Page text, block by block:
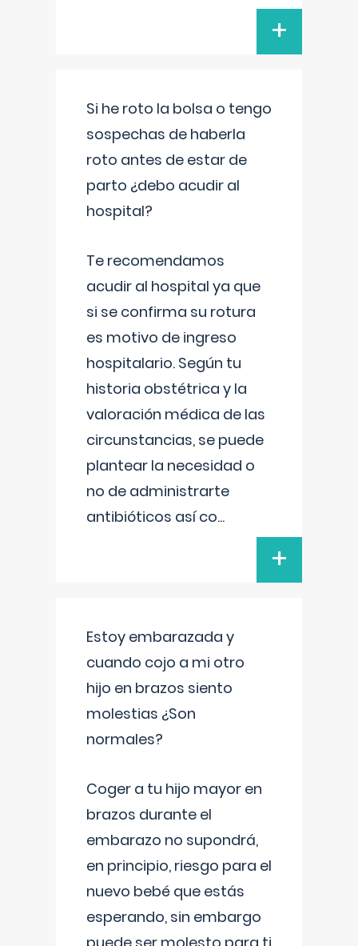
+
Si he roto la bolsa o tengo
sospechas de haberla
roto antes de estar de
parto ¿debo acudir al
hospital?
Te recomendamos
acudir al hospital ya que
si se confirma su rotura
es motivo de ingreso
hospitalario. Según tu
historia obstétrica y la
valoración médica de las
circunstancias, se puede
plantear la necesidad o
no de administrarte
antibióticos así co...
+
Estoy embarazada y
cuando cojo a mi otro
hijo en brazos siento
molestias ¿Son
normales?
Coger a tu hijo mayor en
brazos durante el
embarazo no supondrá,
en principio, riesgo para el
nuevo bebé que estás
esperando, sin embargo